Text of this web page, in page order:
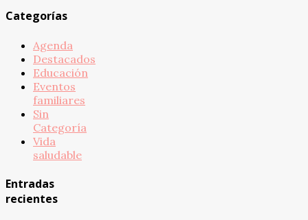
Categorías
Agenda
Destacados
Educación
Eventos
familiares
Sin
Categoría
Vida
saludable
Entradas
recientes